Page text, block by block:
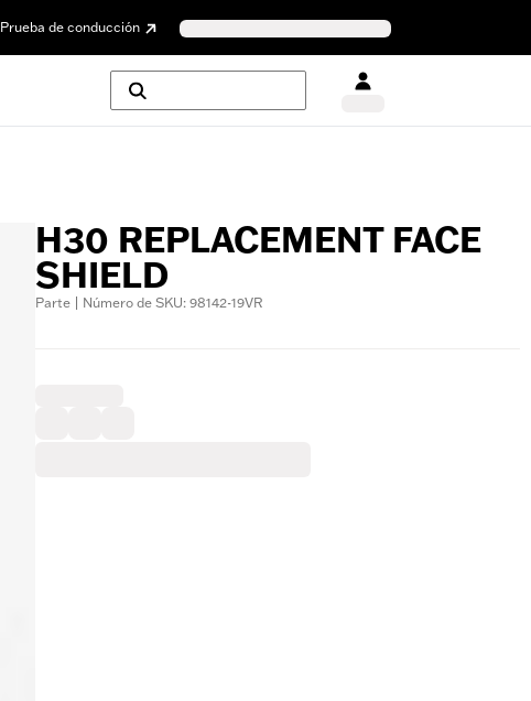
Prueba de conducción
H30 REPLACEMENT FACE
SHIELD
Parte | Número de SKU: 98142-19VR